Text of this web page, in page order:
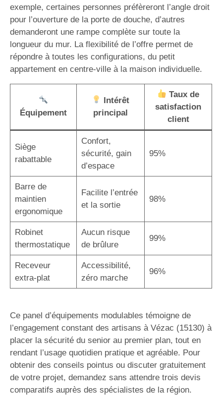
exemple, certaines personnes préfèreront l’angle droit
pour l’ouverture de la porte de douche, d’autres
demanderont une rampe complète sur toute la
longueur du mur. La flexibilité de l’offre permet de
répondre à toutes les configurations, du petit
appartement en centre-ville à la maison individuelle.
Équipement
Intérêt
principal
Taux de
satisfaction
client
Siège
rabattable
Confort,
sécurité, gain
d’espace
95%
Barre de
maintien
ergonomique
Facilite l’entrée
et la sortie
98%
Robinet
thermostatique
Aucun risque
de brûlure
99%
Receveur
extra-plat
Accessibilité,
zéro marche
96%
Ce panel d’équipements modulables témoigne de
l’engagement constant des artisans à Vézac (15130) à
placer la sécurité du senior au premier plan, tout en
rendant l’usage quotidien pratique et agréable. Pour
obtenir des conseils pointus ou discuter gratuitement
de votre projet, demandez sans attendre trois devis
comparatifs auprès des spécialistes de la région.